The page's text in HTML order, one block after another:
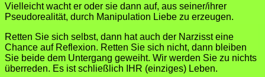
Vielleicht wacht er oder sie dann auf, aus seiner/ihrer
Pseudorealität, durch Manipulation Liebe zu erzeugen.
Retten Sie sich selbst, dann hat auch der Narzisst eine
Chance auf Reflexion. Retten Sie sich nicht, dann bleiben
Sie beide dem Untergang geweiht. Wir werden Sie zu nichts
überreden. Es ist schließlich IHR (einziges) Leben.